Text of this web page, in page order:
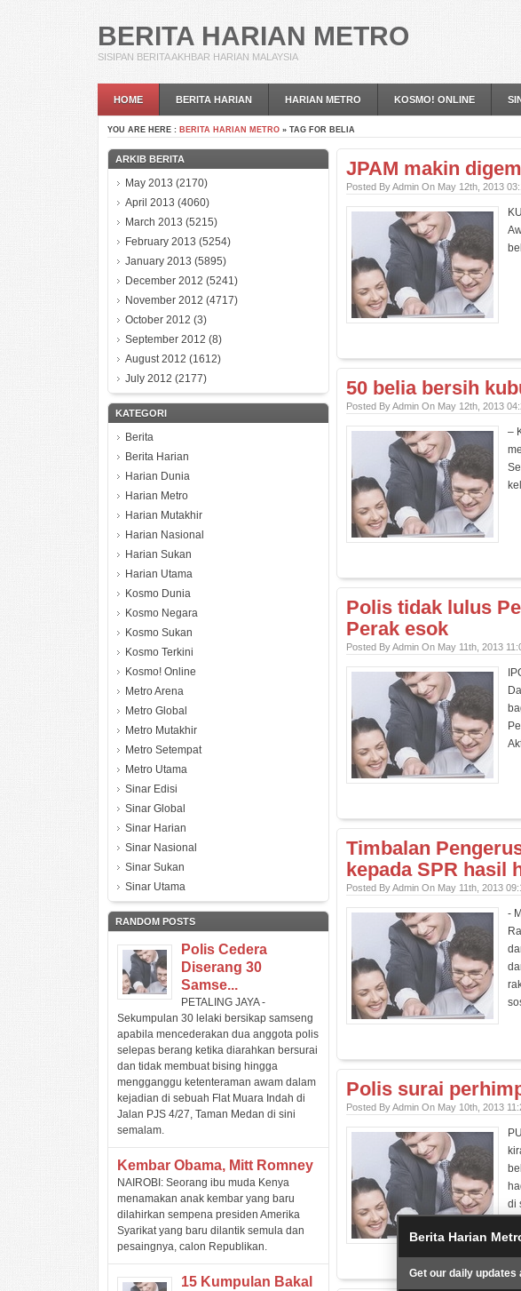
BERITA HARIAN METRO
SISIPAN BERITA AKHBAR HARIAN MALAYSIA
HOME BERITA HARIAN HARIAN METRO KOSMO! ONLINE
YOU ARE HERE : BERITA HARIAN METRO » TAG FOR BELIA
ARKIB BERITA
May 2013 (2170)
April 2013 (4060)
March 2013 (5215)
February 2013 (5254)
January 2013 (5895)
December 2012 (5241)
November 2012 (4717)
October 2012 (3)
September 2012 (8)
August 2012 (1612)
July 2012 (2177)
KATEGORI
Berita
Berita Harian
Harian Dunia
Harian Metro
Harian Mutakhir
Harian Nasional
Harian Sukan
Harian Utama
Kosmo Dunia
Kosmo Negara
Kosmo Sukan
Kosmo Terkini
Kosmo! Online
Metro Arena
Metro Global
Metro Mutakhir
Metro Setempat
Metro Utama
Sinar Edisi
Sinar Global
Sinar Harian
Sinar Nasional
Sinar Sukan
Sinar Utama
RANDOM POSTS
Polis Cedera
Diserang 30
Samse...
PETALING JAYA -
Sekumpulan 30 lelaki bersikap samseng
apabila mencederakan dua anggota polis
selepas berang ketika diarahkan bersurai
dan tidak membuat bising hingga
mengganggu ketenteraman awam dalam
kejadian di sebuah Flat Muara Indah di
Jalan PJS 4/27, Taman Medan di sini
semalam.
Kembar Obama, Mitt Romney
NAIROBI: Seorang ibu muda Kenya
menamakan anak kembar yang baru
dilahirkan sempena presiden Amerika
Syarikat yang baru dilantik semula dan
pesaingnya, calon Republikan.
15 Kumpulan Bakal
JPAM makin
Posted By Admin On May 12th, 2013
50 belia bersih
Posted By Admin On May 12th, 2013
–
Polis tidak lulus
Perak esok
Posted By Admin On May 11th, 2013
Timbalan
kepada SPR hasil
Posted By Admin On May 11th, 2013
-
Polis surai
Posted By Admin On May 10th, 2013
di
Berita Harian
Get our daily updates